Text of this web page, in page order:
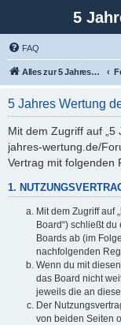
5
FAQ
Alles zur 5 Jahreswertung / Tabelle der UEFA mit vielen Statistiken.
5 Jahres Wertung
Mit dem Zugriff auf „5
jahres-wertung.de/
Vertrag mit folgenden
1.
Mit dem Zugriff auf
Board“) schließt
Boards ab (im
nachfolgenden
Wenn du mit
das Board nicht
jeweils die an
Der
von beiden Seiten